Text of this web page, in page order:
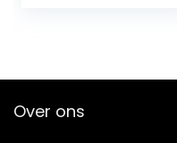
Over ons